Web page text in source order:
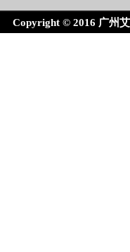
Copyright © 2016 广州